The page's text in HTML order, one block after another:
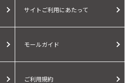
サイトご利用にあたって
モールガイド
ご利用規約